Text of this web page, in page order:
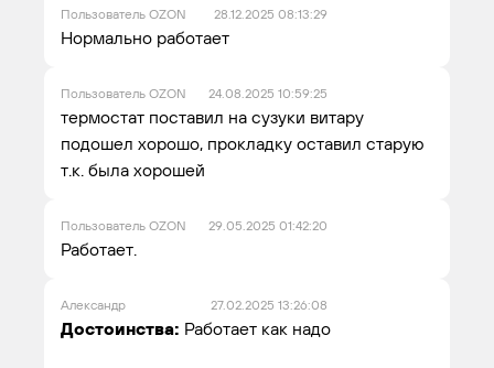
Пользователь OZON 28.12.2025 08:13:29
Нормально работает
Пользователь OZON 24.08.2025 10:59:25
термостат поставил на сузуки витару
подошел хорошо, прокладку оставил старую
т.к. была хорошей
Пользователь OZON 29.05.2025 01:42:20
Работает.
Александр 27.02.2025 13:26:08
Достоинства: Работает как надо